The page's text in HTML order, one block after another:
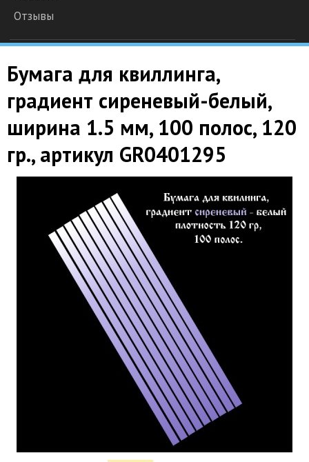
Отзывы
Бумага для квиллинга,
градиент сиреневый-белый,
ширина 1.5 мм, 100 полос, 120
гр., артикул GR0401295